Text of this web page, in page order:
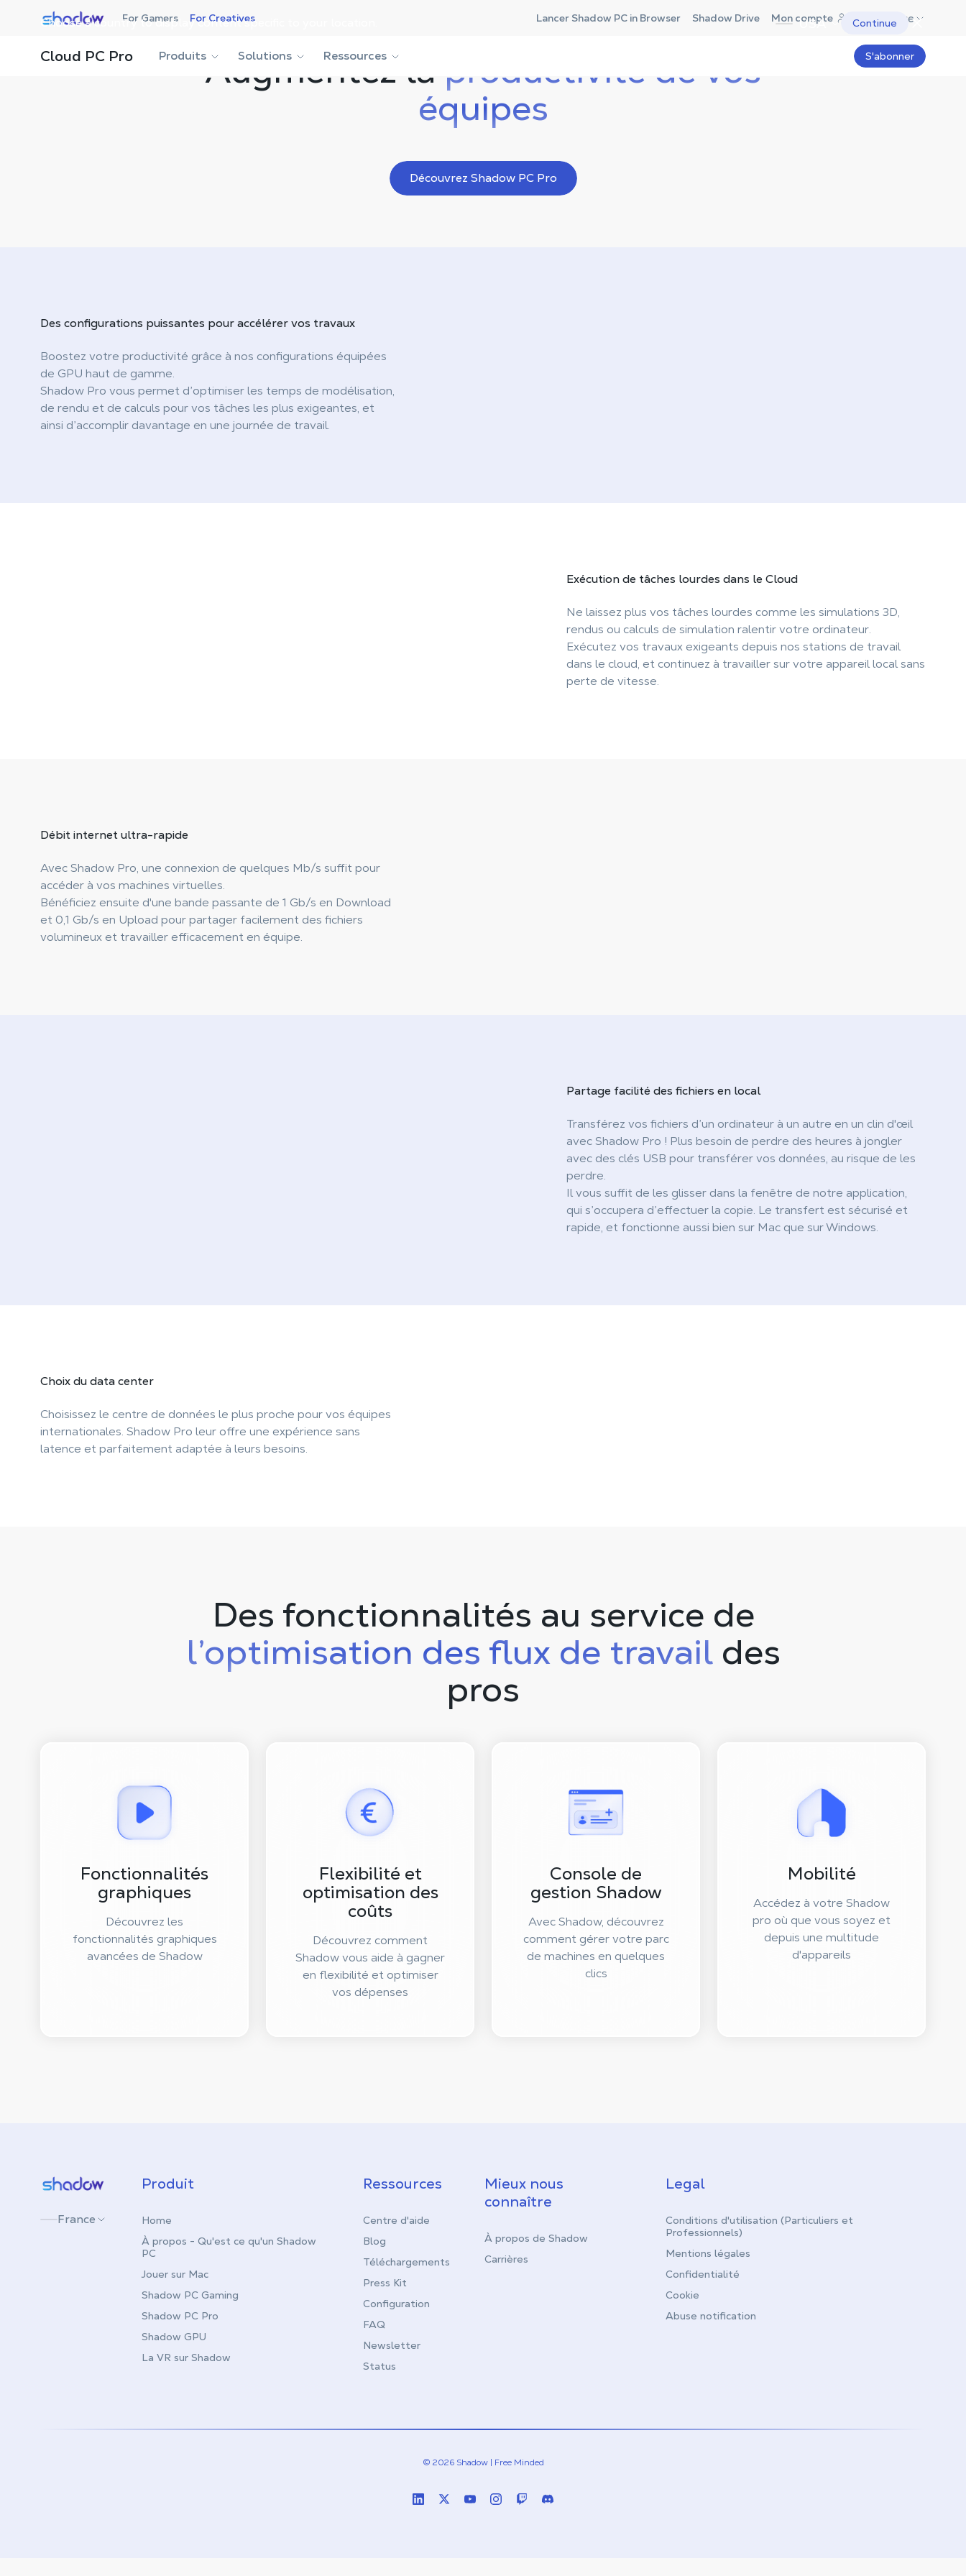
Choose a country to display content specific to your location. USA Continue
Shadow.tech For Gamers For Creatives Lancer Shadow PC in Browser Shadow Drive Mon compte France
Cloud PC Pro Produits Solutions Ressources S'abonner
Augmentez la productivité de vos
équipes
Découvrez Shadow PC Pro
Des configurations puissantes pour accélérer vos travaux
Boostez votre productivité grâce à nos configurations équipées
de GPU haut de gamme.
Shadow Pro vous permet d’optimiser les temps de modélisation,
de rendu et de calculs pour vos tâches les plus exigeantes, et
ainsi d’accomplir davantage en une journée de travail.
Exécution de tâches lourdes dans le Cloud
Ne laissez plus vos tâches lourdes comme les simulations 3D,
rendus ou calculs de simulation ralentir votre ordinateur.
Exécutez vos travaux exigeants depuis nos stations de travail
dans le cloud, et continuez à travailler sur votre appareil local sans
perte de vitesse.
Débit internetultra-rapide
Avec Shadow Pro, une connexion de quelques Mb/s suffit pour
accéder à vos machines virtuelles.
Bénéficiez ensuite d'une bande passante de 1 Gb/s en Download
et 0,1 Gb/s en Upload pour partager facilement des fichiers
volumineux et travailler efficacement en équipe.
Partage facilité des fichiers en local
Transférez vos fichiers d’un ordinateur à un autre en un clin d'œil
avec Shadow Pro ! Plus besoin de perdre des heures à jongler
avec des clés USB pour transférer vos données, au risque de les
perdre.
Il vous suffit de les glisser dans la fenêtre de notre application,
qui s’occupera d’effectuer la copie. Le transfert est sécurisé et
rapide, et fonctionne aussi bien sur Mac que sur Windows.
Choix du data center
Choisissez le centre de données le plus proche pour vos équipes
internationales. Shadow Pro leur offre une expérience sans
latence et parfaitement adaptée à leurs besoins.
Des fonctionnalités au service de
l’optimisation des flux de travaildes
pros
Fonctionnalités
graphiques
Découvrez les
fonctionnalités graphiques
avancées de Shadow
Flexibilité et
optimisation des
coûts
Découvrez comment
Shadow vous aide à gagner
en flexibilité et optimiser
vos dépenses
Console de
gestion Shadow
Avec Shadow, découvrez
comment gérer votre parc
de machines en quelques
clics
Mobilité
Accédez à votre Shadow
pro où que vous soyez et
depuis une multitude
d'appareils
Shadow.tech
France
Produit
Home
À propos - Qu'est ce qu'un Shadow
PC
Jouer sur Mac
Shadow PC Gaming
Shadow PC Pro
Shadow GPU
La VR sur Shadow
Ressources
Centre d'aide
Blog
Téléchargements
Press Kit
Configuration
FAQ
Newsletter
Status
Mieux nous
connaître
À propos de Shadow
Carrières
Legal
Conditions d'utilisation (Particuliers et
Professionnels)
Mentions légales
Confidentialité
Cookie
Abuse notification
© 2026 Shadow | Free Minded
LinkedinTwitter (X)
YoutubeInstagram
TwitchDiscord